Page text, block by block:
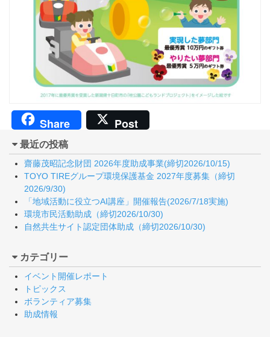
Share Post
最近の投稿
齋藤茂昭記念財団 2026年度助成事業(締切2026/10/15)
TOYO TIREグループ環境保護基金 2027年度募集（締切
2026/9/30)
「地域活動に役立つAI講座」開催報告(2026/7/18実施)
環境市民活動助成（締切2026/10/30)
自然共生サイト認定団体助成（締切2026/10/30)
カテゴリー
イベント開催レポート
トピックス
ボランティア募集
助成情報